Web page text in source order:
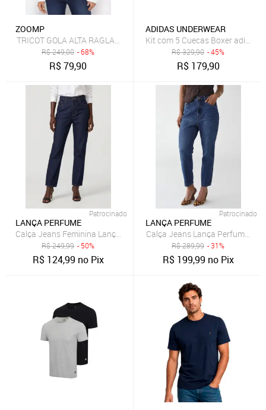
ZOOMP
TRICOT GOLA ALTA RAGLAN DIFERENCIADO ZOOMP
R$249,00 - 68%
R$79,90
ADIDAS UNDERWEAR
Kit com 5 Cuecas Boxer adidas
R$329,90 - 45%
R$ 179,90
Patrocinado
LANÇA PERFUME
Calça Jeans Feminina Lança Perfume Mom Luna Azul
R$249,99 - 50%
R$ 124,99 no Pix
Patrocinado
LANÇA PERFUME
Calça Jeans Lança Perfume
R$289,99 - 31%
R$ 199,99 no Pix